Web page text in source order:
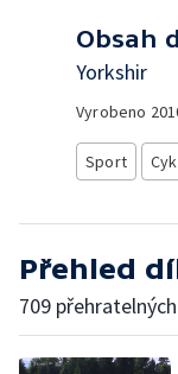
Obsah
Yorkshir
Vyrobeno
Sport
Přehled
709 přehratelných